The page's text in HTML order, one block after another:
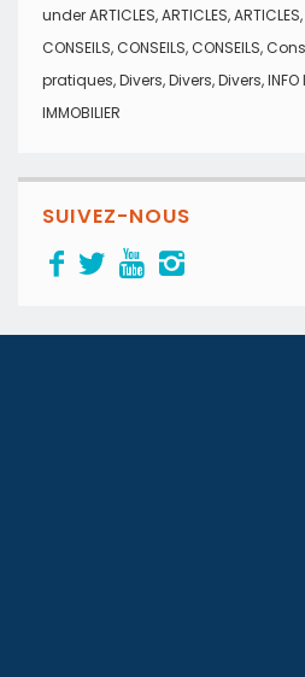
underARTICLES,ARTICLES,ARTICLES,
CONSEILS,CONSEILS,CONSEILS,
pratiques,Divers,Divers,Divers,INFO
IMMOBILIER
SUIVEZ-NOUS